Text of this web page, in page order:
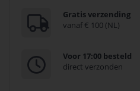
Gratis verzending
vanaf € 100 (NL)
Voor 17:00 besteld
direct verzonden